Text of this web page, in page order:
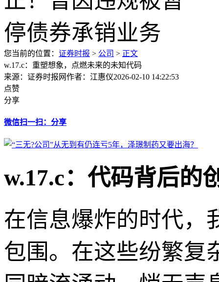
您当前的位置： 证券时报 > 公司 > 正文
w.17.c：重塑想象，点燃未来的未知代码
来源：证券时报网作者：江惠仪2026-02-10 14:22:53
点赞
分享
微信扫一扫：分享
w.17.c：代码背后的
在信息爆炸的时代，
包围。在这些纷繁复